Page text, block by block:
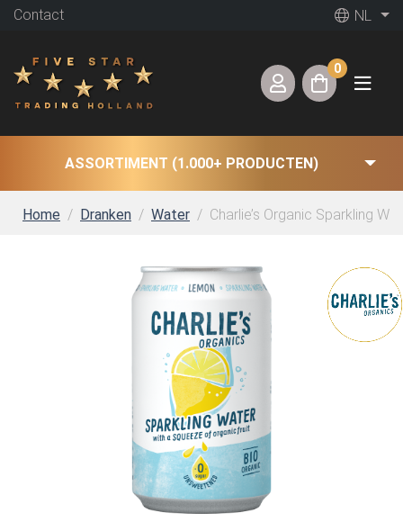
Contact NL
0
ASSORTIMENT (1.000+ PRODUCTEN)
Home Dranken Water Charlie’s Organic Sparkling